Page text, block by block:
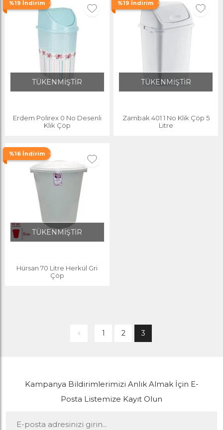
%19 İndirim
TÜKENMİŞTİR
Erdem Polirex 0 No Desenli
Klik Çöp
%19 İndirim
TÜKENMİŞTİR
Zambak 401 1 No Klik Çöp 5
Litre
%16 İndirim
TÜKENMİŞTİR
Hürsan 70 Litre Herkül Gri
Çöp
1 2 3
Kampanya Bildirimlerimizi Anlık Almak İçin E-
Posta Listemize Kayıt Olun